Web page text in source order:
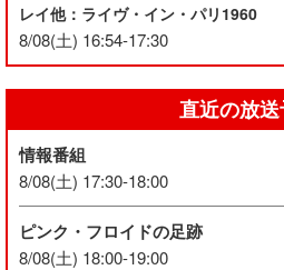
レイ他：ライヴ・イン・パリ1960
8/08(土) 16:54-17:30
直近の放
情報番組
8/08(土) 17:30-18:00
ピンク・フロイドの足跡
8/08(土) 18:00-19:00